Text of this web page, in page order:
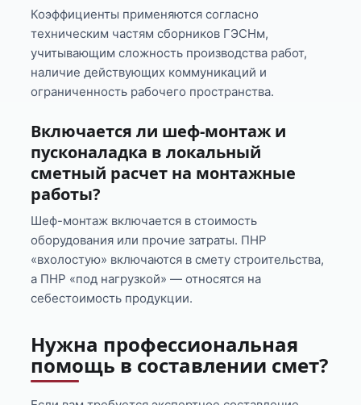
Коэффициенты применяются согласно
техническим частям сборников ГЭСНм,
учитывающим сложность производства работ,
наличие действующих коммуникаций и
ограниченность рабочего пространства.
Включается ли шеф-монтаж и
пусконаладка в локальный
сметный расчет на монтажные
работы?
Шеф-монтаж включается в стоимость
оборудования или прочие затраты. ПНР
«вхолостую» включаются в смету строительства,
а ПНР «под нагрузкой» — относятся на
себестоимость продукции.
Нужна профессиональная
помощь в составлении смет?